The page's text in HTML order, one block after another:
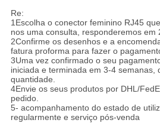
Re:
1Escolha o conector feminino RJ45
nos uma consulta, responderemos em
2Confirme os desenhos e a
fatura proforma para fazer o
3Uma vez confirmado o seu
iniciada e terminada em 3-4 semanas,
quantidade.
4Envie os seus produtos por DHL/
pedido.
5- acompanhamento do estado de
regularmente e serviço pós-venda